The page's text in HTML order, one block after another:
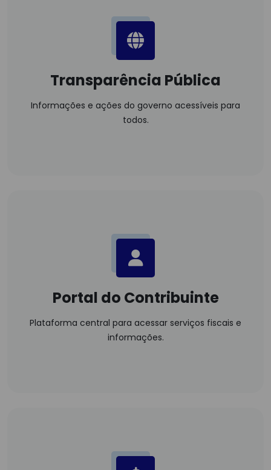
Transparência Pública
Informações e ações do governo acessíveis para
todos.
Portal do Contribuinte
Plataforma central para acessar serviços fiscais e
informações.